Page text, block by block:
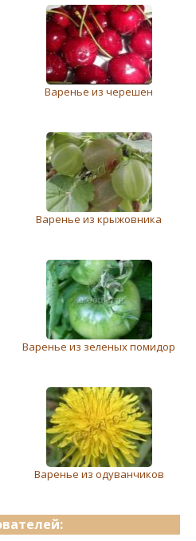
Варенье из черешен
Варенье из крыжовника
Варенье из зеленых помидор
Варенье из одуванчиков